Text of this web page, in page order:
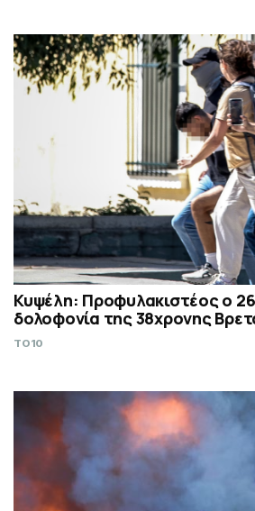
Κυψέλη: Προφυλακιστέος ο
δολοφονία της 38χρονης
TO10